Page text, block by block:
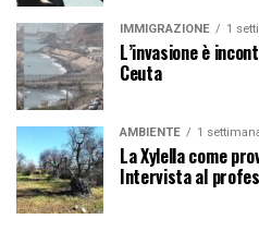
IMMIGRAZIONE 1
L’invasione è
Ceuta
AMBIENTE 1
La Xylella come
Intervista al